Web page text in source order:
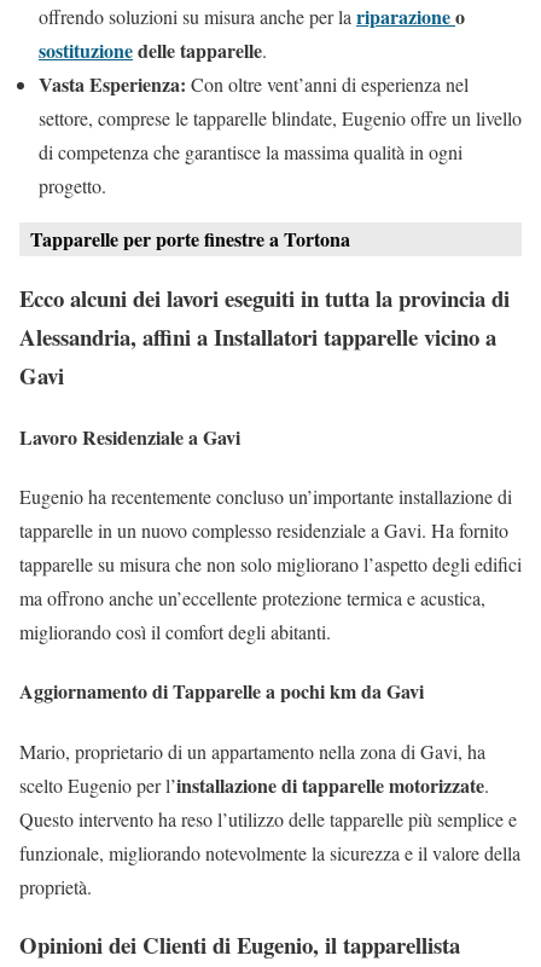
offrendo soluzioni su misura anche per la riparazioneo
sostituzionedelle tapparelle.
Vasta Esperienza: Con oltre vent’anni di esperienza nel
settore, comprese le tapparelle blindate, Eugenio offre un livello
di competenza che garantisce la massima qualità in ogni
progetto.
Tapparelle per porte finestre a Tortona
Ecco alcuni dei lavori eseguiti in tutta la provincia di
Alessandria, affini a Installatori tapparelle vicino a
Gavi
Lavoro Residenziale a Gavi
Eugenio ha recentemente concluso un’importante installazione di
tapparelle in un nuovo complesso residenziale a Gavi. Ha fornito
tapparelle su misura che non solo migliorano l’aspetto degli edifici
ma offrono anche un’eccellente protezione termica e acustica,
migliorando così il comfort degli abitanti.
Aggiornamento di Tapparelle a pochi km da Gavi
Mario, proprietario di un appartamento nella zona di Gavi, ha
scelto Eugenio per l’installazione di tapparelle motorizzate.
Questo intervento ha reso l’utilizzo delle tapparelle più semplice e
funzionale, migliorando notevolmente la sicurezza e il valore della
proprietà.
Opinioni dei Clienti di Eugenio, il tapparellista